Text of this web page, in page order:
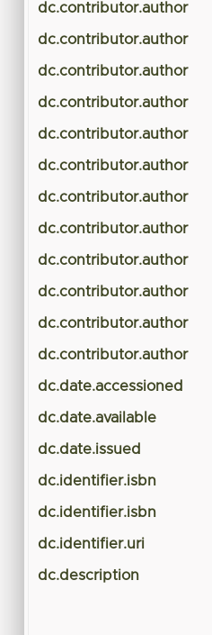
dc.contributor.author
dc.contributor.author
dc.contributor.author
dc.contributor.author
dc.contributor.author
dc.contributor.author
dc.contributor.author
dc.contributor.author
dc.contributor.author
dc.contributor.author
dc.contributor.author
dc.contributor.author
dc.date.accessioned
dc.date.available
dc.date.issued
dc.identifier.isbn
dc.identifier.isbn
dc.identifier.uri
dc.description